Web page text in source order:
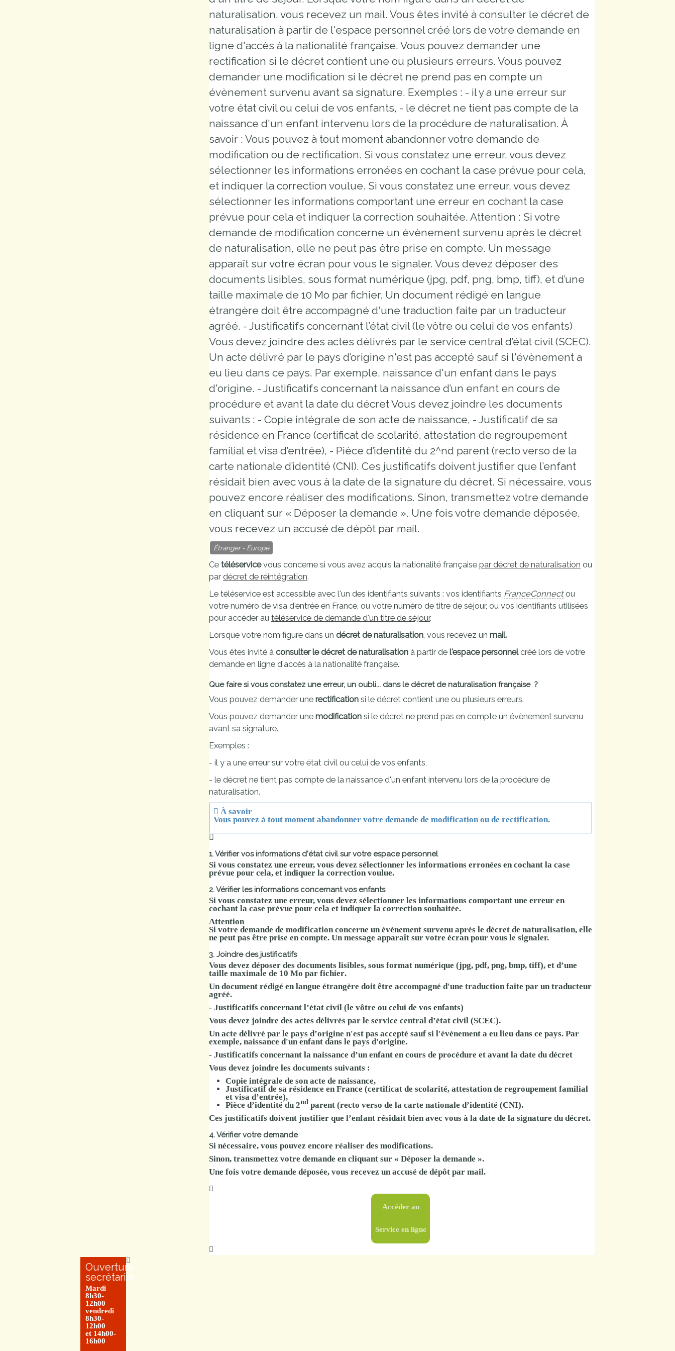
publics
Établissements
scolaires
privés
proches de
Buis
Visiter,
découvrir
naturalisation, vous recevez un mail. Vous êtes invité à consulter le décret de
naturalisation à partir de l'espace personnel créé lors de votre demande en
ligne d'accès à la nationalité française. Vous pouvez demander une
rectification si le décret contient une ou plusieurs erreurs. Vous pouvez
demander une modification si le décret ne prend pas en compte un
évènement survenu avant sa signature. Exemples : - il y a une erreur sur
votre état civil ou celui de vos enfants, - le décret ne tient pas compte de la
naissance d'un enfant intervenu lors de la procédure de naturalisation. À
savoir : Vous pouvez à tout moment abandonner votre demande de
modification ou de rectification. Si vous constatez une erreur, vous devez
sélectionner les informations erronées en cochant la case prévue pour cela,
et indiquer la correction voulue. Si vous constatez une erreur, vous devez
sélectionner les informations comportant une erreur en cochant la case
prévue pour cela et indiquer la correction souhaitée. Attention : Si votre
demande de modification concerne un évènement survenu après le décret
de naturalisation, elle ne peut pas être prise en compte. Un message
apparaît sur votre écran pour vous le signaler. Vous devez déposer des
documents lisibles, sous format numérique (jpg, pdf, png, bmp, tiff), et d’une
taille maximale de 10 Mo par fichier. Un document rédigé en langue
étrangère doit être accompagné d'une traduction faite par un traducteur
agréé. - Justificatifs concernant l’état civil (le vôtre ou celui de vos enfants)
Vous devez joindre des actes délivrés par le service central d’état civil (SCEC).
Un acte délivré par le pays d’origine n'est pas accepté sauf si l'évènement a
eu lieu dans ce pays. Par exemple, naissance d'un enfant dans le pays
d'origine. - Justificatifs concernant la naissance d’un enfant en cours de
procédure et avant la date du décret Vous devez joindre les documents
suivants : - Copie intégrale de son acte de naissance, - Justificatif de sa
résidence en France (certificat de scolarité, attestation de regroupement
familial et visa d’entrée), - Pièce d’identité du 2^nd parent (recto verso de la
carte nationale d’identité (CNI). Ces justificatifs doivent justifier que l’enfant
résidait bien avec vous à la date de la signature du décret. Si nécessaire, vous
pouvez encore réaliser des modifications. Sinon, transmettez votre demande
en cliquant sur « Déposer la demande ». Une fois votre demande déposée,
vous recevez un accusé de dépôt par mail.
Étranger - Europe
Ce téléservicevous concerne si vous avez acquis la nationalité française par décret de naturalisation ou
pardécret de réintégration.
Le téléservice est accessible avec l'un des identifiants suivants : vos identifiants FranceConnectou
votre numéro de visa d'entrée en France, ou votre numéro de titre de séjour, ou vos identifiants utilisées
pour accéder au téléservice de demande d'un titre de séjour.
Lorsque votre nom figure dans un décret de naturalisation, vous recevez un mail.
Vous êtes invité à consulter le décret de naturalisation à partir de l'espace personnelcréé lors de votre
demande en ligne d'accès à la nationalité française.
Que faire si vous constatez une erreur, un oubli... dans le décret de naturalisation française ?
Vous pouvez demander une rectification si le décret contient une ou plusieurs erreurs.
Vous pouvez demander une modification si le décret ne prend pas en compte un évènement survenu
avant sa signature.
Exemples :
- il y a une erreur sur votre état civil ou celui de vos enfants,
- le décret ne tient pas compte de la naissance d'un enfant intervenu lors de la procédure de
naturalisation.
À savoir
Vous pouvez à tout moment abandonner votre demande de modification ou de rectification.
1. Vérifier vos informations d'état civil sur votre espace personnel
Si vous constatez une erreur, vous devez sélectionner les informations erronées en cochant la case
prévue pour cela, et indiquer la correction voulue.
2. Vérifier les informations concernant vos enfants
Si vous constatez une erreur, vous devez sélectionner les informations comportant une erreur en
cochant la case prévue pour cela et indiquer la correction souhaitée.
Attention
Si votre demande de modification concerne un évènement survenu après le décret de naturalisation, elle
ne peut pas être prise en compte. Un message apparaît sur votre écran pour vous le signaler.
3. Joindre des justificatifs
Vous devez déposer des documents lisibles, sous format numérique (jpg, pdf, png, bmp, tiff), et d’une
taille maximale de 10 Mo par fichier.
Un document rédigé en langue étrangère doit être accompagné d'une traduction faite par un traducteur
agréé.
- Justificatifs concernant l’état civil (le vôtre ou celui de vos enfants)
Vous devez joindre des actes délivrés par le service central d’état civil (SCEC).
Un acte délivré par le pays d’origine n'est pas accepté sauf si l'évènement a eu lieu dans ce pays. Par
exemple, naissance d'un enfant dans le pays d'origine.
- Justificatifs concernant la naissance d’un enfant en cours de procédure et avant la date du décret
Vous devez joindre les documents suivants :
Copie intégrale de son acte de naissance,
Justificatif de sa résidence en France (certificat de scolarité, attestation de regroupement familial
et visa d’entrée),
Pièce d’identité du 2nd parent (recto verso de la carte nationale d’identité (CNI).
Ces justificatifs doivent justifier que l’enfant résidait bien avec vous à la date de la signature du décret.
4. Vérifier votre demande
Si nécessaire, vous pouvez encore réaliser des modifications.
Sinon, transmettez votre demande en cliquant sur « Déposer la demande ».
Une fois votre demande déposée, vous recevez un accusé de dépôt par mail.
Accéder au
Service en ligne
Ouverture
secrétariat
Mardi
8h30-
12h00
vendredi
8h30-
12h00
et 14h00-
16h00